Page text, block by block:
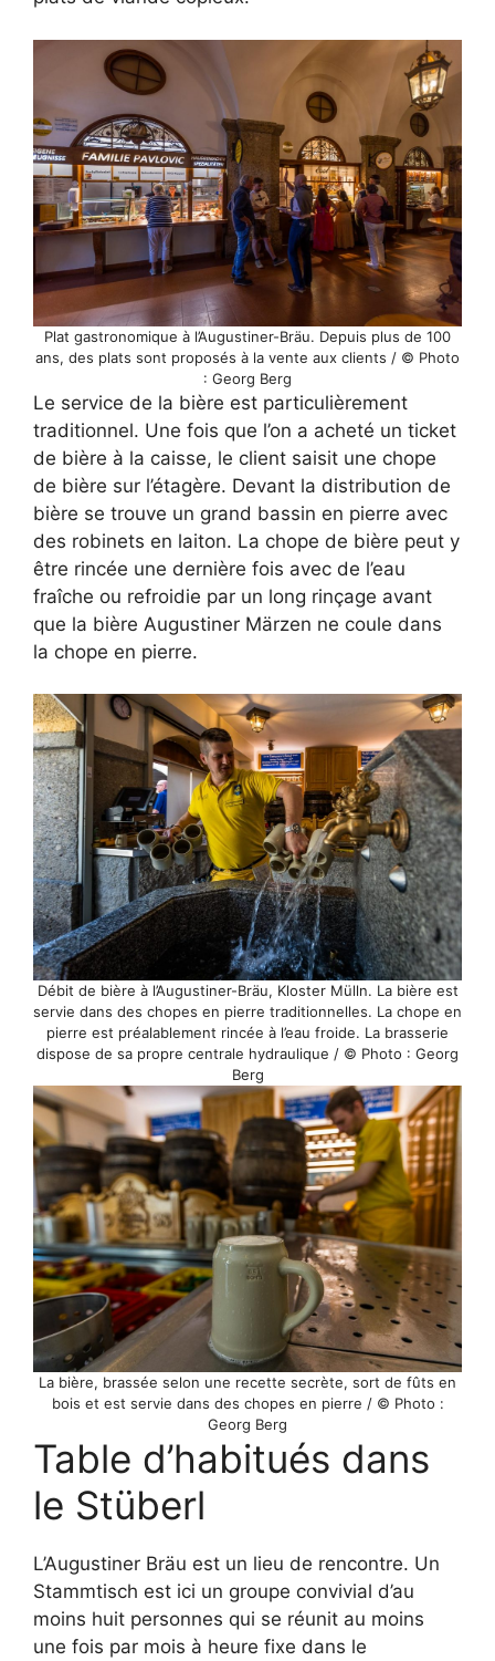
Plat gastronomique à l’Augustiner-Bräu. Depuis plus de 100
ans, des plats sont proposés à la vente aux clients / © Photo
: Georg Berg
Le service de la bière est particulièrement
traditionnel. Une fois que l’on a acheté un ticket
de bière à la caisse, le client saisit une chope
de bière sur l’étagère. Devant la distribution de
bière se trouve un grand bassin en pierre avec
des robinets en laiton. La chope de bière peut y
être rincée une dernière fois avec de l’eau
fraîche ou refroidie par un long rinçage avant
que la bière Augustiner Märzen ne coule dans
la chope en pierre.
Débit de bière à l’Augustiner-Bräu, Kloster Mülln. La bière est
servie dans des chopes en pierre traditionnelles. La chope en
pierre est préalablement rincée à l’eau froide. La brasserie
dispose de sa propre centrale hydraulique / © Photo : Georg
Berg
La bière, brassée selon une recette secrète, sort de fûts en
bois et est servie dans des chopes en pierre / © Photo :
Georg Berg
Table d’habitués dans
le Stüberl
L’Augustiner Bräu est un lieu de rencontre. Un
Stammtisch est ici un groupe convivial d’au
moins huit personnes qui se réunit au moins
une fois par mois à heure fixe dans le